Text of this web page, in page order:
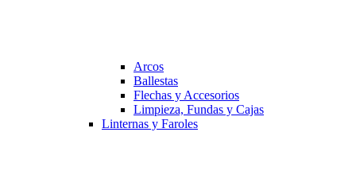
Arcos
Ballestas
Flechas y Accesorios
Limpieza, Fundas y Cajas
Linternas y Faroles